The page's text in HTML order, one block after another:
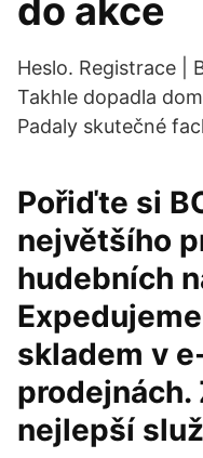
do akce
Heslo. Registrace |
Takhle dopadla
Padaly skutečné
Pořiďte si
největšího
hudebních
skladem v
prodejnách.
nejlepší